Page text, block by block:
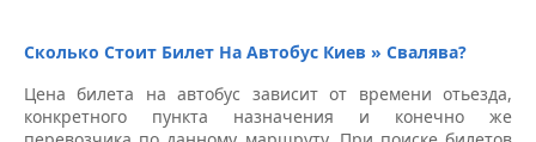
Автовокзалы Киев
Станция метро “Вырлица” (по направлению в сторону
Борисполя) – Автовокзалы Киев
Сколько Стоит Билет На Автобус Киев » Свалява?
Цена билета на автобус зависит от времени отьезда,
конкретного пункта назначения и конечно же